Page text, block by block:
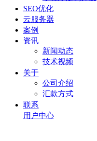
SEO优化
云服务器
案例
资讯
新闻动态
技术视频
关于
公司介绍
汇款方式
联系
用户中心